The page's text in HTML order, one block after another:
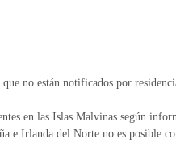
no están notificados por
en las Islas Malvinas según
e Irlanda del Norte no es posible